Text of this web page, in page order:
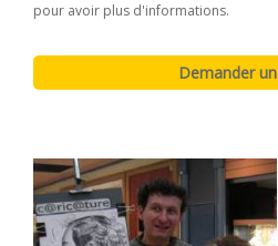
pour avoir plus d'informations.